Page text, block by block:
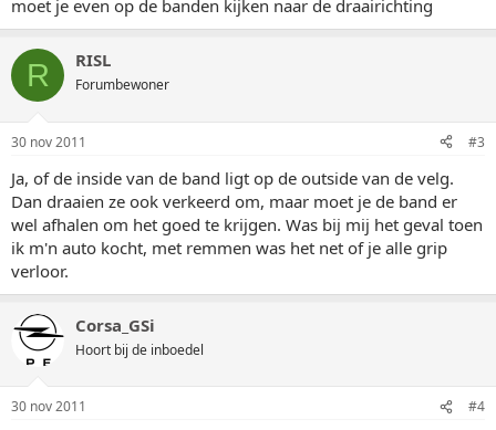
moet je even op de banden kijken naar de draairichting
R RISL
Forumbewoner
30 nov 2011 #3
Ja, of de inside van de band ligt op de outside van de velg.
Dan draaien ze ook verkeerd om, maar moet je de band er
wel afhalen om het goed te krijgen. Was bij mij het geval toen
ik m'n auto kocht, met remmen was het net of je alle grip
verloor.
Corsa_GSi
Hoort bij de inboedel
30 nov 2011 #4